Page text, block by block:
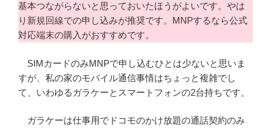
基本つながらないと思っておいたほうがよいです。やは
り新規回線での申し込みが推奨です。MNPするなら公式
対応端末の購入がおすすめです。
SIMカードのみMNPで申し込むひとは少ないと思いま
すが、私の家のモバイル通信事情はちょっと複雑でし
て、いわゆるガラケーとスマートフォンの2台持ちです。
ガラケーは仕事用でドコモのかけ放題の通話契約のみ